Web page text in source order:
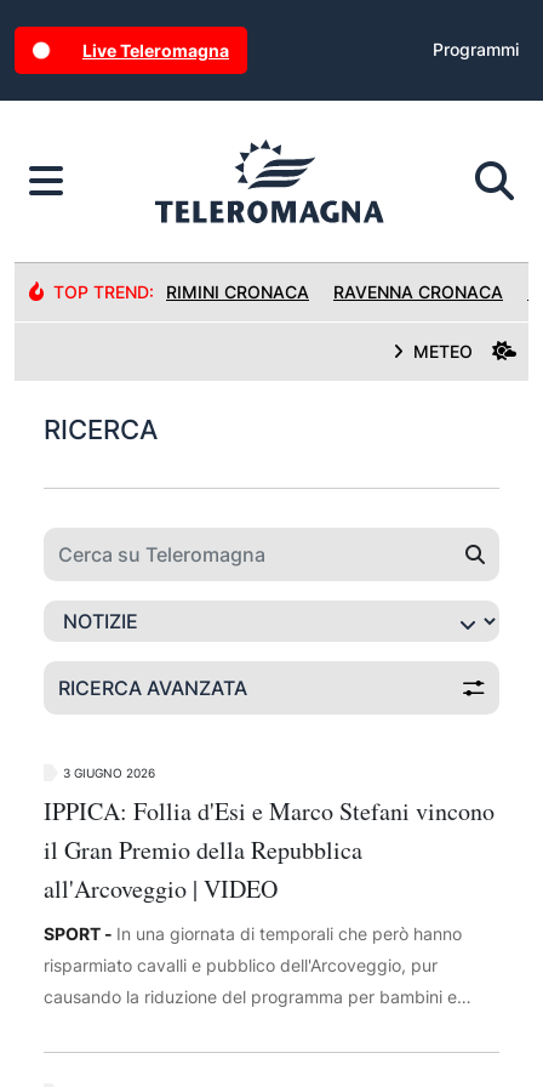
Live Teleromagna Programmi
TOP TREND: RIMINI CRONACA RAVENNA CRONACA
METEO
RICERCA
RICERCA AVANZATA
3 GIUGNO 2026
IPPICA: Follia d'Esi e Marco Stefani vincono
il Gran Premio della Repubblica
all'Arcoveggio | VIDEO
SPORT - In una giornata di temporali che però hanno
risparmiato cavalli e pubblico dell'Arcoveggio, pur
causando la riduzione del programma per bambini e
passare il testimone a Cesena, dove la stagione delle